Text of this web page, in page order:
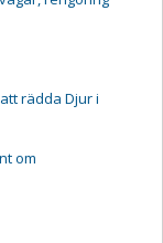
rädda Djur i
om